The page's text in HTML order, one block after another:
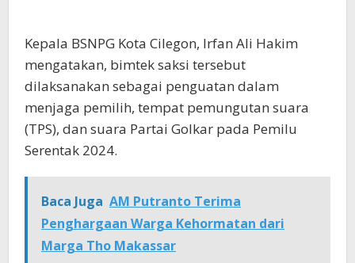
Kepala BSNPG Kota Cilegon, Irfan Ali Hakim
mengatakan, bimtek saksi tersebut
dilaksanakan sebagai penguatan dalam
menjaga pemilih, tempat pemungutan suara
(TPS), dan suara Partai Golkar pada Pemilu
Serentak 2024.
Baca Juga AM Putranto Terima
Penghargaan Warga Kehormatan dari
Marga Tho Makassar